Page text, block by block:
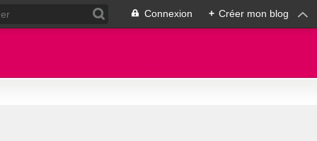
Connexion + Créer mon blog